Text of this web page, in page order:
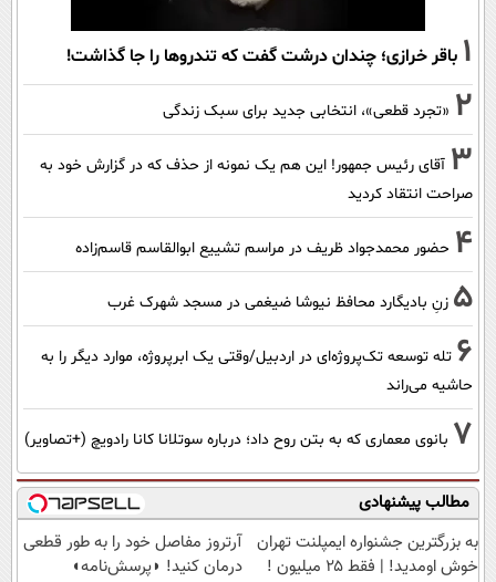
1 باقر خرازی؛ چندان درشت گفت که تندروها را جا گذاشت!
2 «تجرد قطعی»، انتخابی جدید برای سبک زندگی
3 آقای رئیس جمهور! این هم یک نمونه از حذف که در گزارش خود به
صراحت انتقاد کردید
4 حضور محمدجواد ظریف در مراسم تشییع ابوالقاسم قاسم‌زاده
5 زنِ بادیگارد محافظ نیوشا ضیغمی در مسجد شهرک غرب
6 تله توسعه تک‌پروژه‌ای در اردبیل/وقتی یک ابرپروژه، موارد دیگر را به
حاشیه می‌راند
7 بانوی معماری که به بتن روح داد؛ درباره سوتلانا کانا رادویچ (+تصاویر)
مطالب پیشنهادی
به بزرگترین جشنواره ایمپلنت تهران
خوش اومدید! | فقط ۲۵ میلیون !
آرتروز مفاصل خود را به طور قطعی
درمان کنید! ◗پرسش‌نامه◖